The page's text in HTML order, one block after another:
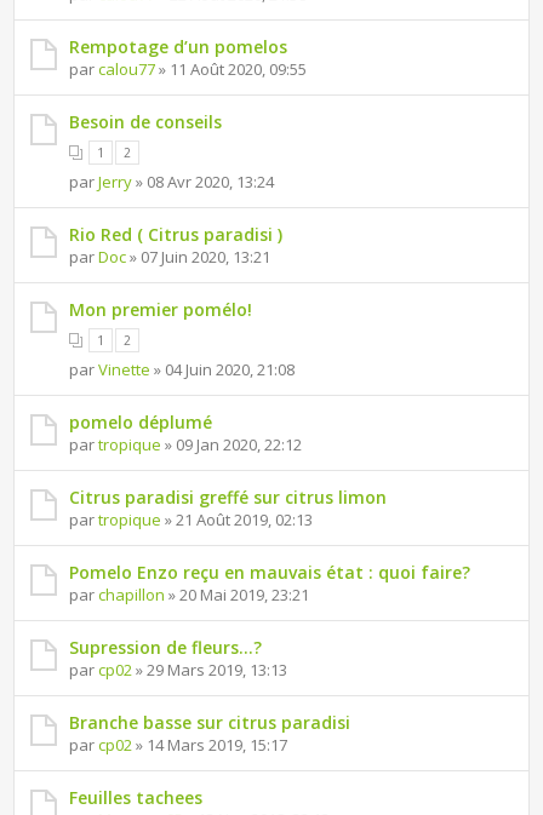
Rempotage d’un pomelos
parcalou77» 11 Août 2020, 09:55
Besoin de conseils
1 2
parJerry» 08 Avr 2020, 13:24
Rio Red ( Citrus paradisi )
parDoc» 07 Juin 2020, 13:21
Mon premier pomélo!
1 2
parVinette » 04 Juin 2020, 21:08
pomelo déplumé
partropique » 09 Jan 2020, 22:12
Citrus paradisi greffé sur citrus limon
partropique » 21 Août 2019, 02:13
Pomelo Enzo reçu en mauvais état : quoi faire?
parchapillon » 20 Mai 2019, 23:21
Supression de fleurs...?
parcp02» 29 Mars 2019, 13:13
Branche basse sur citrus paradisi
parcp02» 14 Mars 2019, 15:17
Feuilles tachees